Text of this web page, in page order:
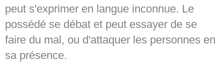
peut s'exprimer en langue inconnue. Le
possédé se débat et peut essayer de se
faire du mal, ou d'attaquer les personnes en
sa présence.